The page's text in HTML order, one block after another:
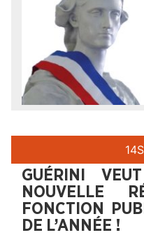
14
GUÉRINI
NOUVELLE
FONCTION
DE L’ANNÉE !